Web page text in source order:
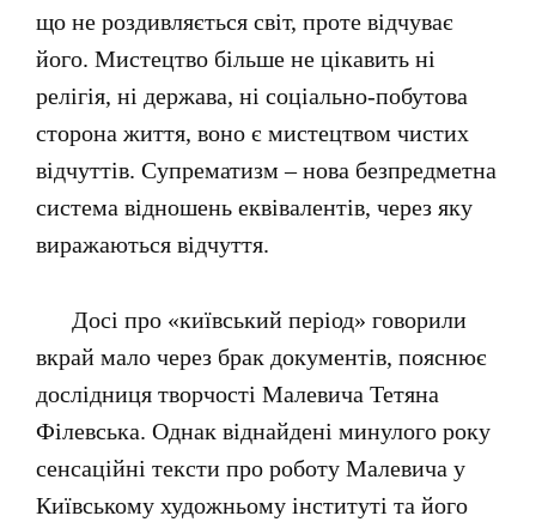
що не роздивляється світ, проте відчуває
його. Мистецтво більше не цікавить ні
релігія, ні держава, ні соціально-побутова
сторона життя, воно є мистецтвом чистих
відчуттів. Супрематизм – нова безпредметна
система відношень еквівалентів, через яку
виражаються відчуття.
Досі про «київський період» говорили
вкрай мало через брак документів, пояснює
дослідниця творчості Малевича Тетяна
Філевська. Однак віднайдені минулого року
сенсаційні тексти про роботу Малевича у
Київському художньому інституті та його